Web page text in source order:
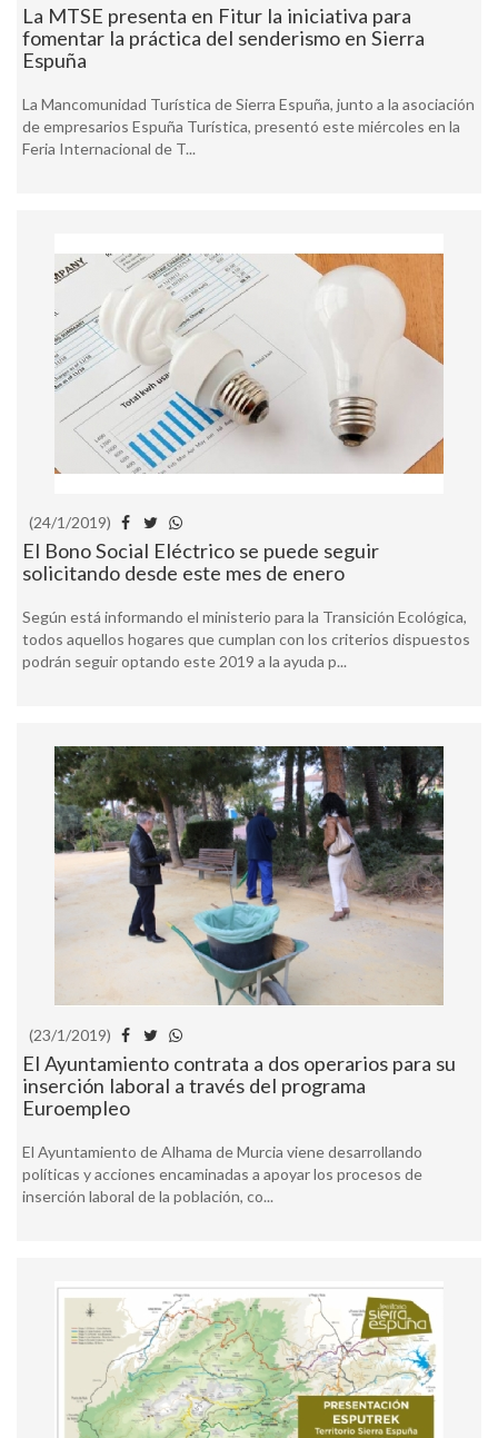
La MTSE presenta en Fitur la iniciativa para
fomentar la práctica del senderismo en Sierra
Espuña
La Mancomunidad Turística de Sierra Espuña, junto a la asociación
de empresarios Espuña Turística, presentó este miércoles en la
Feria Internacional de T...
(24/1/2019)
El Bono Social Eléctrico se puede seguir
solicitando desde este mes de enero
Según está informando el ministerio para la Transición Ecológica,
todos aquellos hogares que cumplan con los criterios dispuestos
podrán seguir optando este 2019 a la ayuda p...
(23/1/2019)
El Ayuntamiento contrata a dos operarios para su
inserción laboral a través del programa
Euroempleo
El Ayuntamiento de Alhama de Murcia viene desarrollando
políticas y acciones encaminadas a apoyar los procesos de
inserción laboral de la población, co...